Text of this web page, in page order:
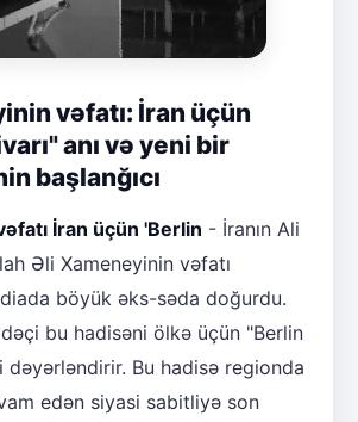
vəfatı: İran üçün
anı və yeni bir
başlanğıcı
İran üçün 'Berlin - İranın Ali
Əli Xameneyinin vəfatı
böyük əks-səda doğurdu.
bu hadisəni ölkə üçün "Berlin
dəyərləndirir. Bu hadisə regionda
edən siyasi sabitliyə son